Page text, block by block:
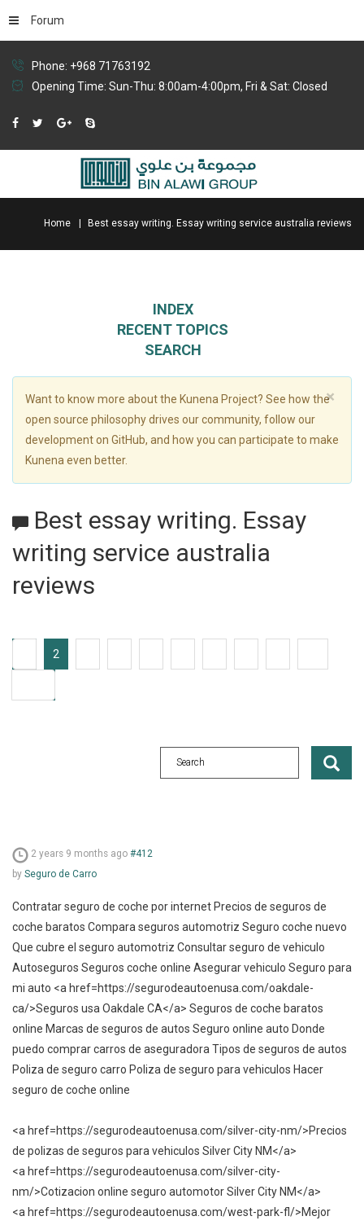
Phone: +968 71763192
Opening Time: Sun-Thu: 8:00am-4:00pm, Fri & Sat: Closed
Forum
Home Best essay writing. Essay writing service australia reviews
INDEX
RECENT TOPICS
SEARCH
×
Want to know more about the Kunena Project? See how the
open source philosophy drives our community, follow our
development on GitHub, and how you can participate to make
Kunena even better.
Best essay writing. Essay
writing service australia
reviews
2
2 years 9 months ago #412
by Seguro de Carro
Contratar seguro de coche por internet Precios de seguros de
coche baratos Compara seguros automotriz Seguro coche nuevo
Que cubre el seguro automotriz Consultar seguro de vehiculo
Autoseguros Seguros coche online Asegurar vehiculo Seguro para
mi auto <a href=https://segurodeautoenusa.com/oakdale-
ca/>Seguros usa Oakdale CA</a> Seguros de coche baratos
online Marcas de seguros de autos Seguro online auto Donde
puedo comprar carros de aseguradora Tipos de seguros de autos
Poliza de seguro carro Poliza de seguro para vehiculos Hacer
seguro de coche online
<a href=https://segurodeautoenusa.com/silver-city-nm/>Precios
de polizas de seguros para vehiculos Silver City NM</a>
<a href=https://segurodeautoenusa.com/silver-city-
nm/>Cotizacion online seguro automotor Silver City NM</a>
<a href=https://segurodeautoenusa.com/west-park-fl/>Mejor